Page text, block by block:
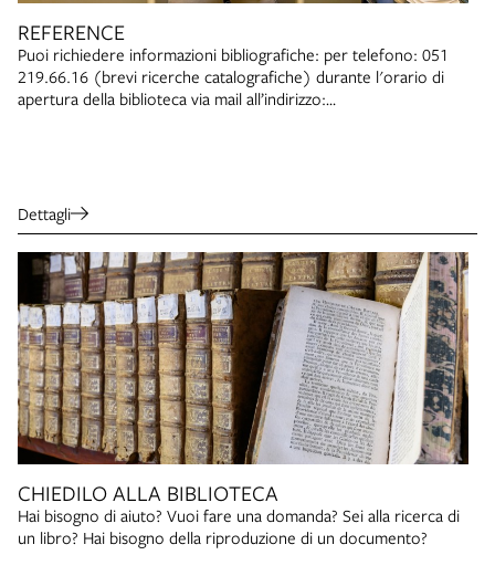
REFERENCE
Puoi richiedere informazioni bibliografiche: per telefono: 051
219.66.16 (brevi ricerche catalografiche) durante l'orario di
apertura della biblioteca via mail all’indirizzo:
negli orari di apertura, oppure inviando una mail a
ManoscrittiArchiginnasio@comune.bologna.it.
Dettagli
CHIEDILO ALLA BIBLIOTECA
Hai bisogno di aiuto? Vuoi fare una domanda? Sei alla ricerca di
un libro? Hai bisogno della riproduzione di un documento?